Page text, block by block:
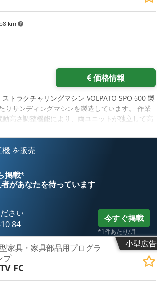
km
価格情報
トラクチャリングマシン VOLPATO SPO 600 製
りサンディングマシンを製造しています。 作業
高さ調整機能により、両ユニットが独立して高
による) 両ブラシとも0～10°（20°）傾斜可能
ブラシ回転方向変更可能 電動高さ調節 0 -
mmの丸棒に装着 コンベアベルトの送り速度は
ル 2 x 180 mm 緊急停止ボタン サンディング
テーブル寸法 2000 x 860 mm スチールワイヤ
、80グリット 正味重量 700 kg CE適合宣言
＝木材が錆びた場合、ブラシのヘリカル作用に
あり、1つはベルト速度調整用、もう1つはブラ
ルトルクを与えるベルトトランスミッション付
輸送寸法 約 2100 x 1300 x 1900 mm LWH 重
Rs Adgsr 現状販売 メーカー保証：納品後1年
フレットまたは前所有者によるもので、保証は
見たまま購入」が適用されます。 支払条件代金
を販売
掲載*
があなたを待っています
さい
84
今すぐ掲載
*1件あたり/月
小型広告
家具・家具部品用プログラ
プ
FC